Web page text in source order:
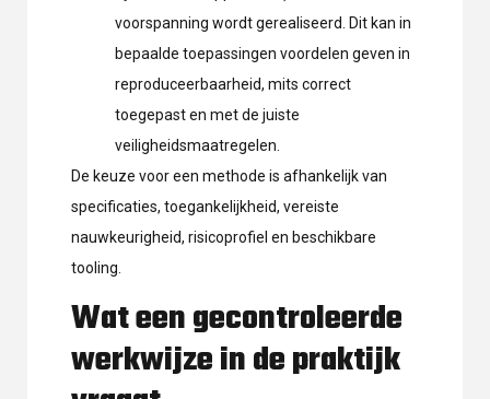
voorspanning wordt gerealiseerd. Dit kan in
bepaalde toepassingen voordelen geven in
reproduceerbaarheid, mits correct
toegepast en met de juiste
veiligheidsmaatregelen.
De keuze voor een methode is afhankelijk van
specificaties, toegankelijkheid, vereiste
nauwkeurigheid, risicoprofiel en beschikbare
tooling.
Wat een gecontroleerde
werkwijze in de praktijk